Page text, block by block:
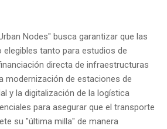
Nodes" busca garantizar que las
elegibles tanto para estudios de
directa de infraestructuras
modernización de estaciones de
y la digitalización de la logística
para asegurar que el transporte
su "última milla" de manera